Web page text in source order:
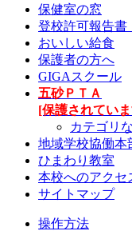
保健室の窓
登校許可報告書
おいしい給食
保護者の方へ
GIGAスクール
五砂ＰＴＡ
[保護されてい
カテゴリ
地域学校協働本
ひまわり教室
本校へのアクセ
サイトマップ
操作方法